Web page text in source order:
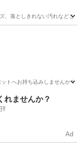
、落としきれない汚れなど
お持ち込みしませんか？
れませんか？
‼️
Ad